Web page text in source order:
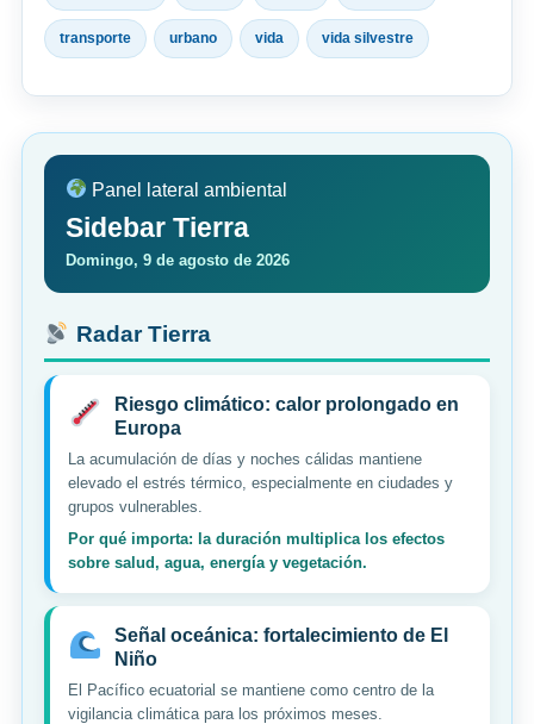
transporte urbano vida vida silvestre
Panel lateral ambiental
Sidebar Tierra
Domingo, 9 de agosto de 2026
Radar Tierra
Riesgo climático: calor prolongado en
Europa
La acumulación de días y noches cálidas mantiene
elevado el estrés térmico, especialmente en ciudades y
grupos vulnerables.
Por qué importa: la duración multiplica los efectos
sobre salud, agua, energía y vegetación.
Señal oceánica: fortalecimiento de El
Niño
El Pacífico ecuatorial se mantiene como centro de la
vigilancia climática para los próximos meses.